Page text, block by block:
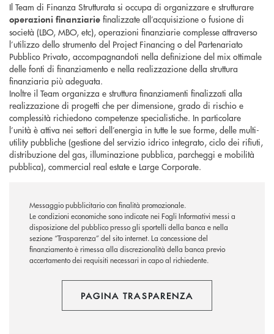
Il Team di Finanza Strutturata si occupa di organizzare e strutturare
operazioni finanziarie finalizzate all’acquisizione o fusione di
società (LBO, MBO, etc), operazioni finanziarie complesse attraverso
l’utilizzo dello strumento del Project Financing o del Partenariato
Pubblico Privato, accompagnandoti nella definizione del mix ottimale
delle fonti di finanziamento e nella realizzazione della struttura
finanziaria più adeguata.
Inoltre il Team organizza e struttura finanziamenti finalizzati alla
realizzazione di progetti che per dimensione, grado di rischio e
complessità richiedono competenze specialistiche. In particolare
l’unità è attiva nei settori dell’energia in tutte le sue forme, delle multi-
utility pubbliche (gestione del servizio idrico integrato, ciclo dei rifiuti,
distribuzione del gas, illuminazione pubblica, parcheggi e mobilità
pubblica), commercial real estate e Large Corporate.
Messaggio pubblicitario con finalità promozionale.
Le condizioni economiche sono indicate nei Fogli Informativi messi a
disposizione del pubblico presso gli sportelli della banca e nella
sezione “Trasparenza” del sito internet.La concessione del
finanziamento è rimessa alla discrezionalità della banca previo
accertamento dei requisiti necessari in capo al richiedente.
PAGINA TRASPARENZA